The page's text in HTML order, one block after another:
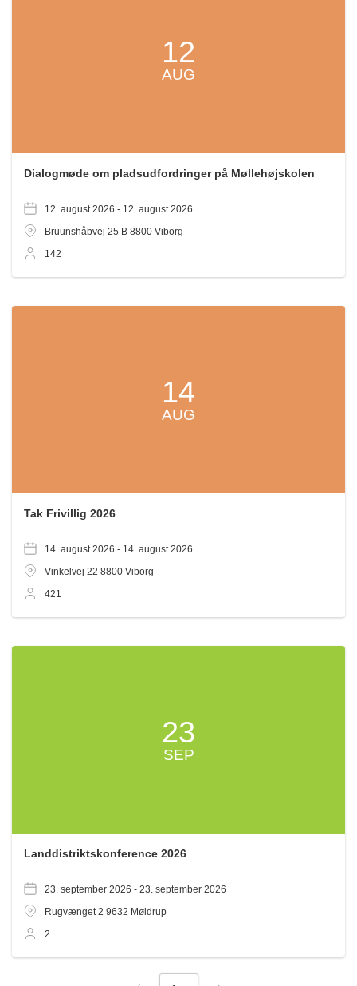
12
AUG
Dialogmøde om pladsudfordringer på Møllehøjskolen
12. august 2026 - 12. august 2026
Bruunshåbvej 25 B 8800 Viborg
142
14
AUG
Tak Frivillig 2026
14. august 2026 - 14. august 2026
Vinkelvej 22 8800 Viborg
421
23
SEP
Landdistriktskonference 2026
23. september 2026 - 23. september 2026
Rugvænget 2 9632 Møldrup
2